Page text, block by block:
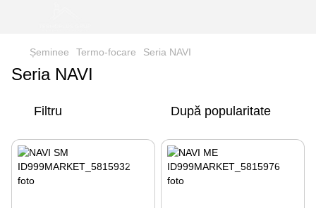
Șeminee Termo-focare Seria NAVI
Seria NAVI
Filtru După popularitate